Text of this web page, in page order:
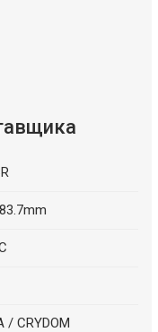
/ CRYDOM